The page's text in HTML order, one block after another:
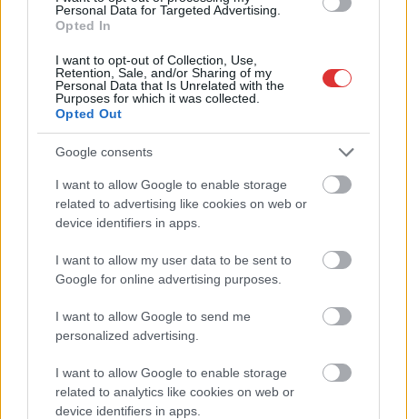
Personal Data for Targeted Advertising.
Opted In
I want to opt-out of Collection, Use,
Retention, Sale, and/or Sharing of my
Personal Data that Is Unrelated with the
Purposes for which it was collected.
Opted Out
Google consents
I want to allow Google to enable storage
related to advertising like cookies on web or
device identifiers in apps.
I want to allow my user data to be sent to
Google for online advertising purposes.
I want to allow Google to send me
personalized advertising.
I want to allow Google to enable storage
related to analytics like cookies on web or
device identifiers in apps.
Hírlevél feliratkozás
Adja meg keresztnevét:
meg e-mail címét:
Megismertem és elfogadom a
Nem szeretne lemaradni semmiről? Csak egy kattintás, és hírlevelünk a